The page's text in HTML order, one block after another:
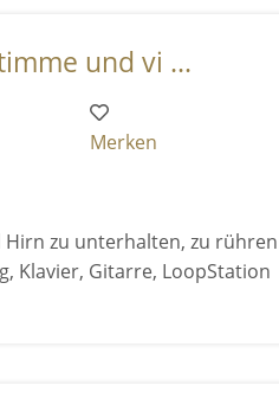
und vi ...
Merken
Hirn zu unterhalten, zu rühren
Klavier, Gitarre, LoopStation